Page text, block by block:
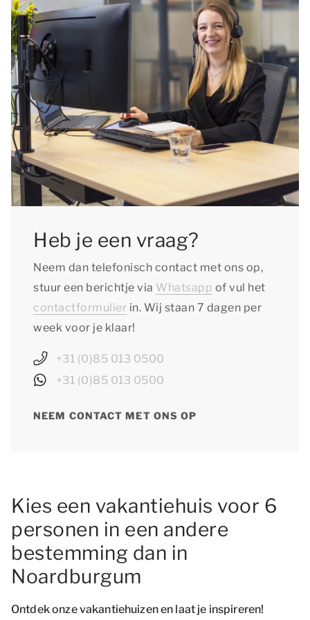
Heb je een vraag?
Neem dan telefonisch contact met ons op,
stuur een berichtje via Whatsapp of vul het
contactformulier in. Wij staan 7 dagen per
week voor je klaar!
+31 (0)85 013 0500
+31 (0)85 013 0500
NEEM CONTACT MET ONS OP
Kies een vakantiehuis voor 6
personen in een andere
bestemming dan in
Noardburgum
Ontdek onze vakantiehuizen en laat je inspireren!